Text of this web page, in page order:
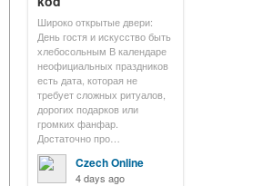
Широко открытые двери:
День гостя и искусство быть
хлебосольным В календаре
неофициальных праздников
есть дата, которая не
требует сложных ритуалов,
дорогих подарков или
громких фанфар.
Достаточно про…
Czech Online
4 days ago